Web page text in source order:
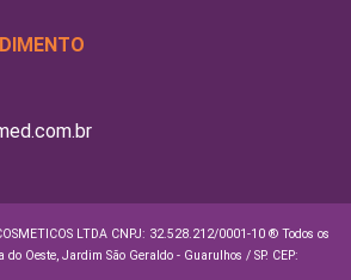
LTDA CNPJ: 32.528.212/0001-10 ® Todos os
Oeste, Jardim São Geraldo - Guarulhos / SP. CEP: